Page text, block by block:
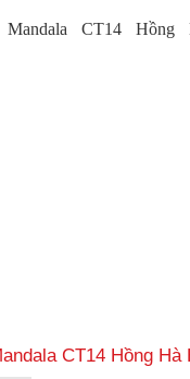
CT14 Hồng Hà